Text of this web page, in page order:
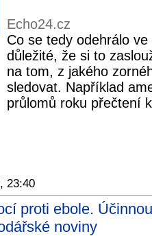
Echo24.cz
Co se tedy odehrálo
důležité, že si to
na tom, z jakého
sledovat. Například
průlomů roku přečtení
23:40
proti ebole.
noviny